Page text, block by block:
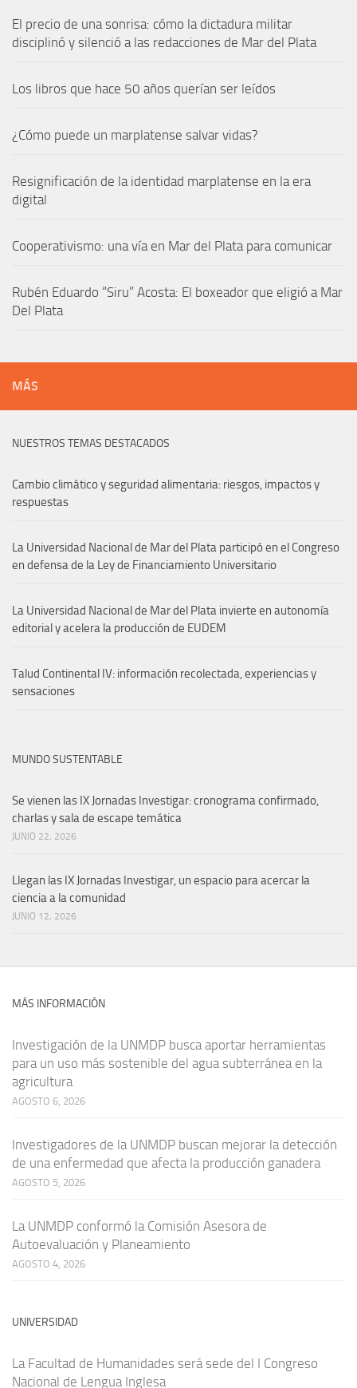
El precio de una sonrisa: cómo la dictadura militar
disciplinó y silenció a las redacciones de Mar del Plata
Los libros que hace 50 años querían ser leídos
¿Cómo puede un marplatense salvar vidas?
Resignificación de la identidad marplatense en la era
digital
Cooperativismo: una vía en Mar del Plata para comunicar
Rubén Eduardo “Siru” Acosta: El boxeador que eligió a Mar
Del Plata
MÁS
NUESTROS TEMAS DESTACADOS
Cambio climático y seguridad alimentaria: riesgos, impactos y
respuestas
La Universidad Nacional de Mar del Plata participó en el Congreso
en defensa de la Ley de Financiamiento Universitario
La Universidad Nacional de Mar del Plata invierte en autonomía
editorial y acelera la producción de EUDEM
Talud Continental IV: información recolectada, experiencias y
sensaciones
MUNDO SUSTENTABLE
Se vienen las IX Jornadas Investigar: cronograma confirmado,
charlas y sala de escape temática
JUNIO 22, 2026
Llegan las IX Jornadas Investigar, un espacio para acercar la
ciencia a la comunidad
JUNIO 12, 2026
MÁS INFORMACIÓN
Investigación de la UNMDP busca aportar herramientas
para un uso más sostenible del agua subterránea en la
agricultura
AGOSTO 6, 2026
Investigadores de la UNMDP buscan mejorar la detección
de una enfermedad que afecta la producción ganadera
AGOSTO 5, 2026
La UNMDP conformó la Comisión Asesora de
Autoevaluación y Planeamiento
AGOSTO 4, 2026
UNIVERSIDAD
La Facultad de Humanidades será sede del I Congreso
Nacional de Lengua Inglesa